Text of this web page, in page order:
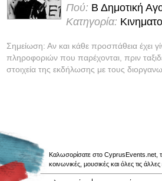
Πού: Β Δημοτική
Κατηγορία:
Σημείωση: Αν και κάθε προσπάθεια έχει
πληροφοριών που παρέχονται, πριν
στοιχεία της εκδήλωσης με τους
Καλωσορίσατε στο CyprusEvents.net,
κοινωνικές, μουσικές και όλες τις